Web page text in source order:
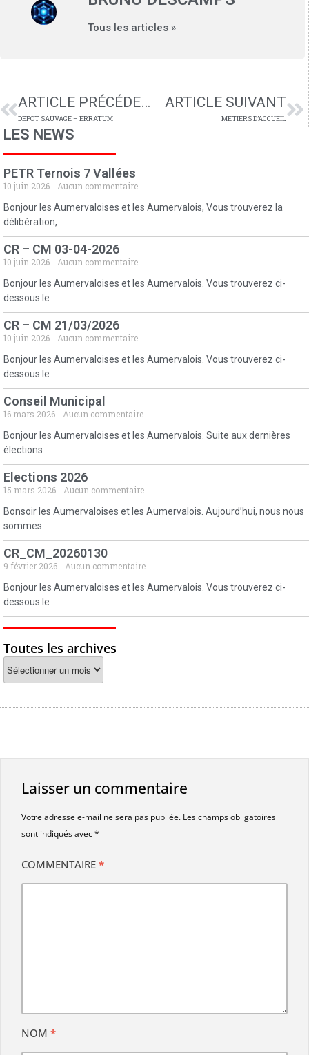
Tous les articles »
ARTICLE PRÉCÉDENT
DEPOT SAUVAGE – ERRATUM
ARTICLE SUIVANT
METIERS D’ACCUEIL
LES NEWS
PETR Ternois 7 Vallées
10 juin 2026
Aucun commentaire
Bonjour les Aumervaloises et les Aumervalois, Vous trouverez la
délibération,
CR – CM 03-04-2026
10 juin 2026
Aucun commentaire
Bonjour les Aumervaloises et les Aumervalois. Vous trouverez ci-
dessous le
CR – CM 21/03/2026
10 juin 2026
Aucun commentaire
Bonjour les Aumervaloises et les Aumervalois. Vous trouverez ci-
dessous le
Conseil Municipal
16 mars 2026
Aucun commentaire
Bonjour les Aumervaloises et les Aumervalois. Suite aux dernières
élections
Elections 2026
15 mars 2026
Aucun commentaire
Bonsoir les Aumervaloises et les Aumervalois. Aujourd’hui, nous nous
sommes
CR_CM_20260130
9 février 2026
Aucun commentaire
Bonjour les Aumervaloises et les Aumervalois. Vous trouverez ci-
dessous le
Toutes les archives
Laisser un commentaire
Votre adresse e-mail ne sera pas publiée. Les champs obligatoires
sont indiqués avec*
COMMENTAIRE *
NOM *